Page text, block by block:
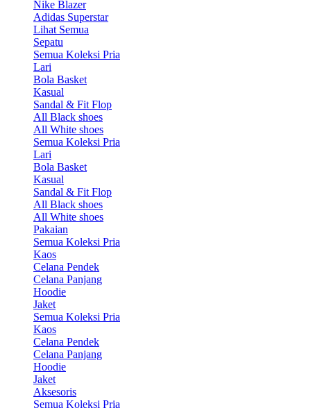
Nike Blazer
Adidas Superstar
Lihat Semua
Sepatu
Semua Koleksi Pria
Lari
Bola Basket
Kasual
Sandal & Fit Flop
All Black shoes
All White shoes
Semua Koleksi Pria
Lari
Bola Basket
Kasual
Sandal & Fit Flop
All Black shoes
All White shoes
Pakaian
Semua Koleksi Pria
Kaos
Celana Pendek
Celana Panjang
Hoodie
Jaket
Semua Koleksi Pria
Kaos
Celana Pendek
Celana Panjang
Hoodie
Jaket
Aksesoris
Semua Koleksi Pria